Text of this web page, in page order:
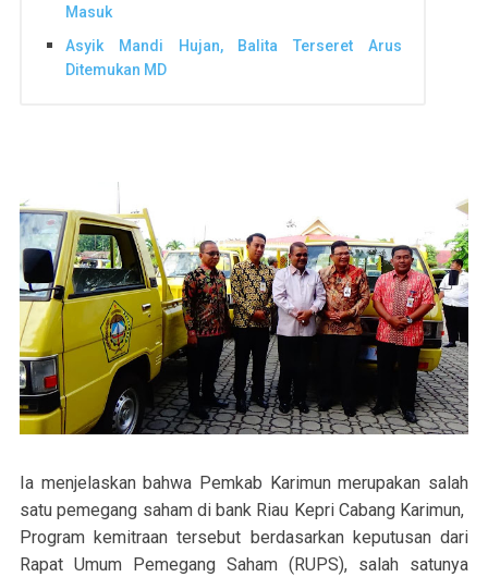
Masuk
Asyik Mandi Hujan, Balita Terseret Arus
Ditemukan MD
Ia menjelaskan bahwa Pemkab Karimun merupakan salah
satu pemegang saham di bank Riau Kepri Cabang Karimun,
Program kemitraan tersebut berdasarkan keputusan dari
Rapat Umum Pemegang Saham (RUPS), salah satunya